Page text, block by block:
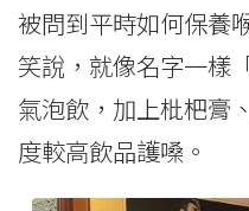
被問到平時如何保養
笑說，就像名字一樣
氣泡飲，加上枇杷膏
度較高飲品護嗓。